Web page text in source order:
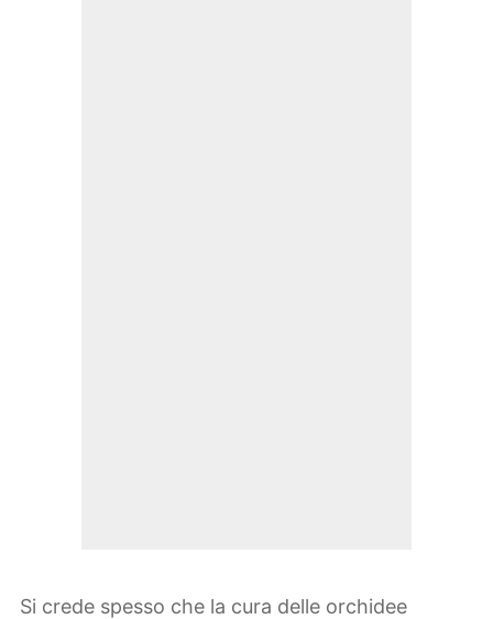
Si crede spesso che la cura delle orchidee